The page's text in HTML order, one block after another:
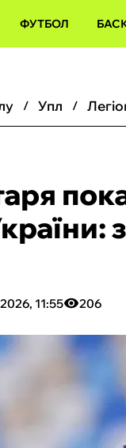
ФУТБОЛ
упл
11:55 206